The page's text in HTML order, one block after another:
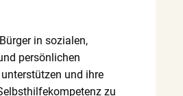
in sozialen,
persönlichen
und ihre
zu